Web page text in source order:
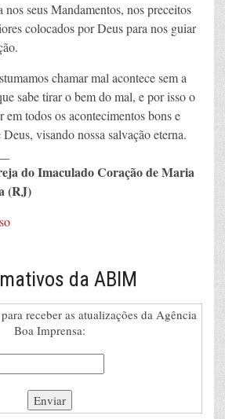
nos seus Mandamentos, nos preceitos
colocados por Deus para nos guiar
chamar mal acontece sem a
sabe tirar o bem do mal, e por isso o
em todos os acontecimentos bons e
visando nossa salvação eterna.
do Imaculado Coração de Maria
(RJ)
da ABIM
receber as atualizações da Agência
Boa Imprensa: